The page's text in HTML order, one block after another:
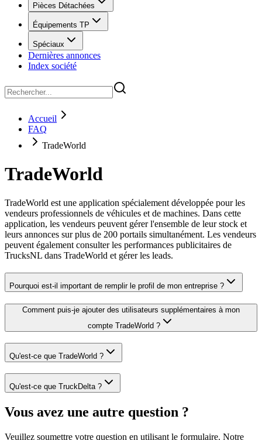
Pièces Détachées
Équipements TP
Spéciaux
Dernières annonces
Index société
Accueil
FAQ
TradeWorld
TradeWorld
TradeWorld est une application spécialement développée pour les
vendeurs professionnels de véhicules et de machines. Dans cette
application, les vendeurs peuvent gérer l'ensemble de leur stock et
leurs annonces sur plus de 200 portails simultanément. Les vendeurs
peuvent également consulter les performances publicitaires de
TrucksNL dans TradeWorld et gérer les leads.
Pourquoi est-il important de remplir le profil de mon entreprise ?
Comment puis-je ajouter des utilisateurs supplémentaires à mon
compte TradeWorld ?
Qu'est-ce que TradeWorld ?
Qu'est-ce que TruckDelta ?
Vous avez une autre question ?
Veuillez soumettre votre question en utilisant le formulaire. Notre